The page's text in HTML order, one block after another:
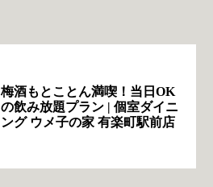
梅酒もとことん満喫！当日OK
の飲み放題プラン | 個室ダイニ
ング ウメ子の家 有楽町駅前店